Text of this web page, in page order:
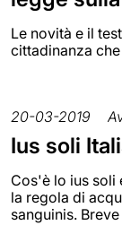
Le novità e il
cittadinanza
20-03-2019
Ius soli
Cos'è lo ius soli
la regola di
sanguinis.